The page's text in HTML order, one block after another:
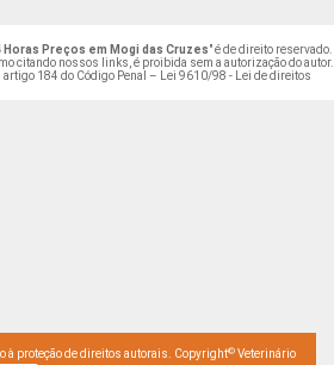
Preços em Mogi das Cruzes" é de direito reservado.
citando nossos links, é proibida sem a autorização do autor.
184 do Código Penal –
Lei 9610/98 - Lei de direitos
à proteção de direitos autorais. Copyright© Veterinário